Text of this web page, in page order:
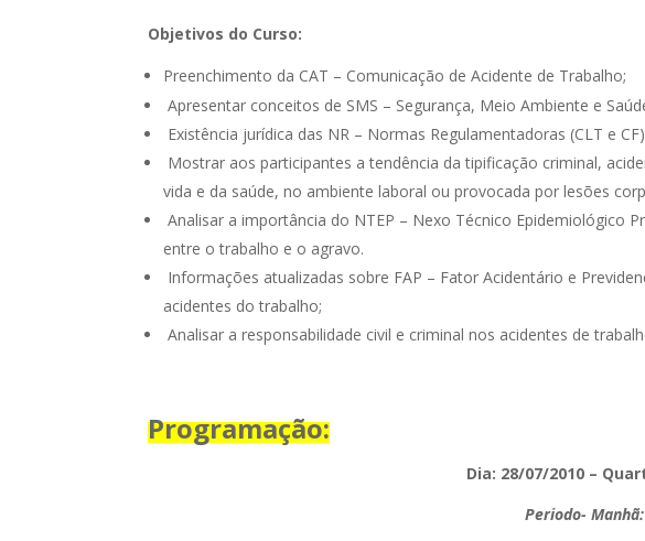
Objetivos do Curso:
Preenchimento da CAT – Comunicação de Acidente de Trabalho;
Apresentar conceitos de SMS – Segurança, Meio Ambiente e
Existência jurídica das NR – Normas Regulamentadoras (CLT e
Mostrar aos participantes a tendência da tipificação criminal,
vida e da saúde, no ambiente laboral ou provocada por lesões
Analisar a importância do NTEP – Nexo Técnico Epidemiológico
entre o trabalho e o agravo.
Informações atualizadas sobre FAP – Fator Acidentário e
acidentes do trabalho;
Analisar a responsabilidade civil e criminal nos acidentes de
Programação:
Dia: 28/07/2010 –
Periodo- Manhã: